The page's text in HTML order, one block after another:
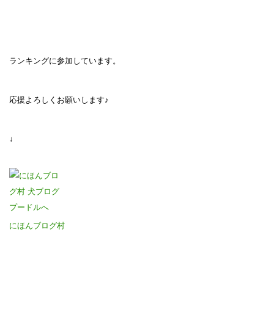
ランキングに参加しています。
応援よろしくお願いします♪
↓
にほんブログ村